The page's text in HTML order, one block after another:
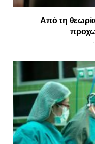
Από τη